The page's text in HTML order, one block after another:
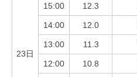
23日
15:00 12.3
14:00 12.0
13:00 11.3
12:00 10.8